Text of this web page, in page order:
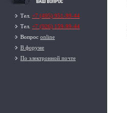
Тел. +7 (495) 951-99-44
Тел. +7 (926) 159-99-44
Вопрос online
В форуме
По электронной почте